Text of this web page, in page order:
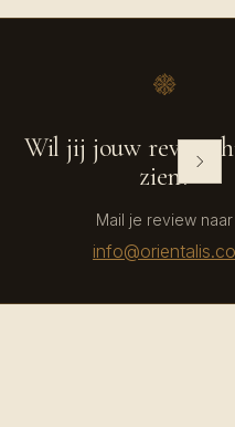
Wil jij jouw review
zien?
Mail je review naar
info@orientalis.co